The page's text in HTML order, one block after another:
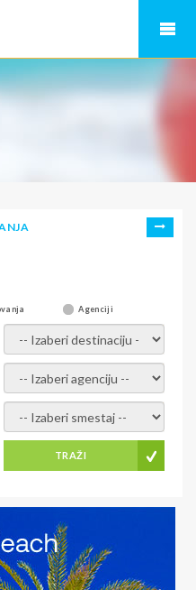
Agenciji
- izaberi destinaciju -
- izaberi agenciju -
- Izaberite smestaj -
TRAŽI